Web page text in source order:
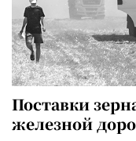
Поставки
железной